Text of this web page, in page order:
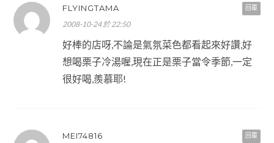
回覆
FLYINGTAMA
2008-10-24 於 22:50
好棒的店呀,不論是氣氛菜色都看起來好讚,好
想喝栗子冷湯喔,現在正是栗子當令季節,一定
很好喝,羨慕耶!
回覆
MEI74816